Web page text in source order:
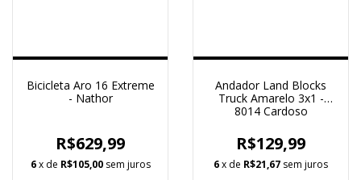
Bicicleta Aro 16 Extreme
- Nathor
R$629,99
6 x de R$105,00 sem juros
Andador Land Blocks
Truck Amarelo 3x1 -
8014 Cardoso
R$129,99
6x de R$21,67 sem juros